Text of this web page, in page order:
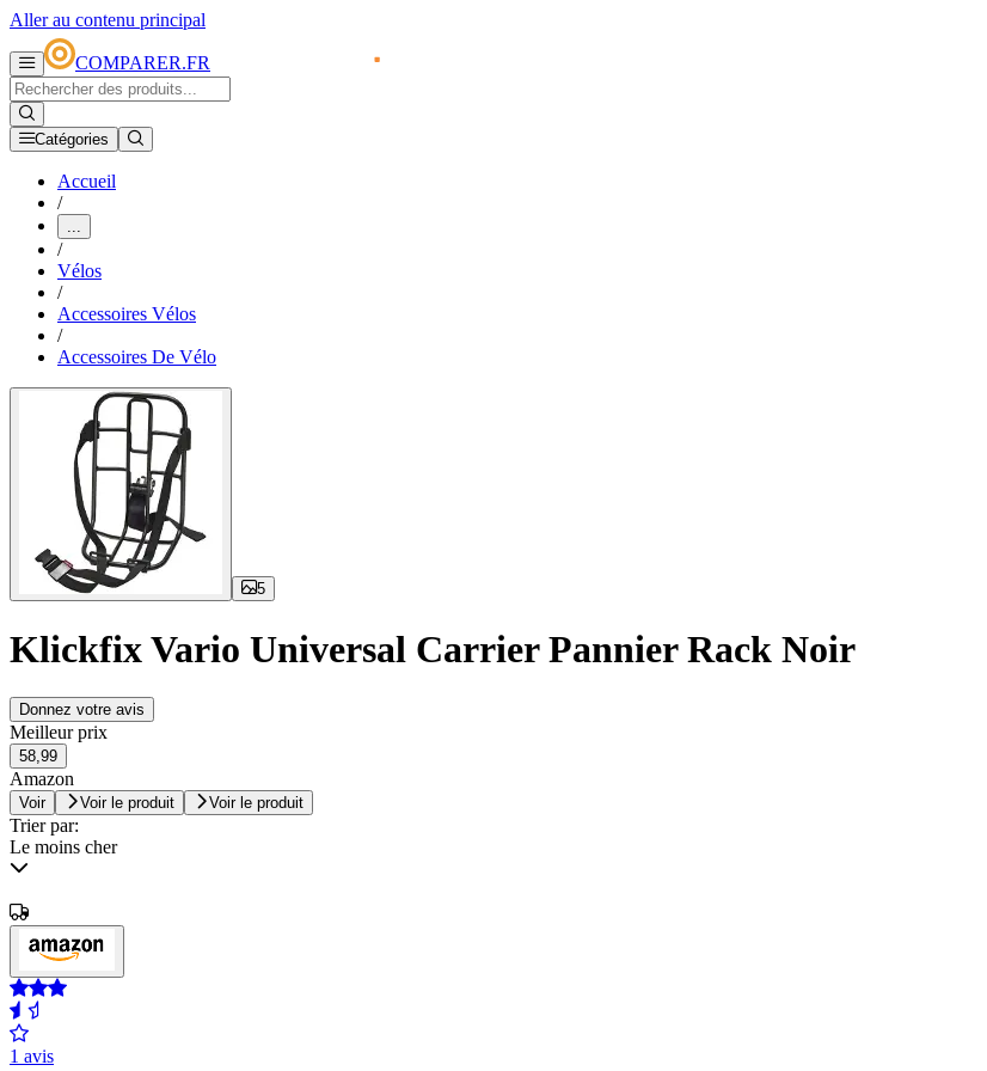
Aller au contenu principal
COMPARER.FR
Catégories
Accueil
/
...
/
Vélos
/
Accessoires Vélos
/
Accessoires De Vélo
5
Klickfix Vario Universal Carrier Pannier Rack Noir
Donnez votre avis
Meilleur prix
58,99
Amazon
Voir Voir le produit Voir le produit
Trier par:
Le moins cher
1 avis